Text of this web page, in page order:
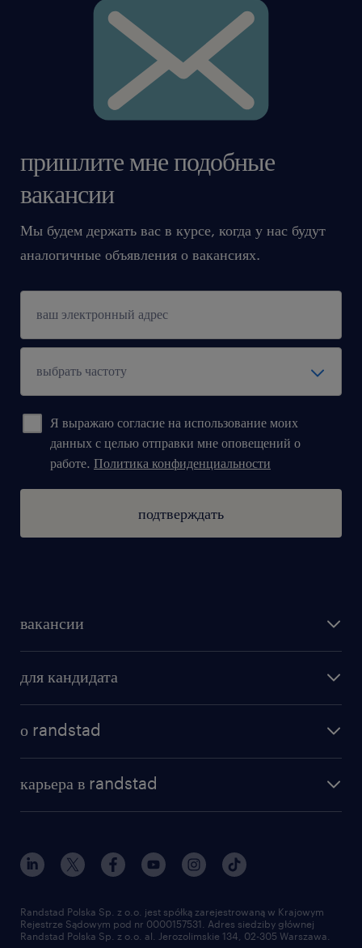
пришлите мне подобные
вакансии
Мы будем держать вас в курсе, когда у нас будут
аналогичные объявления о вакансиях.
Я выражаю согласие на использование моих
данных с целью отправки мне оповещений о
работе. Политика конфиденциальности
подтверждать
вакансии
бонусы для работников
для кандидата
о randstad
институт исследований randstad
для медиа
для поставщиков
карьера в randstad
наш мир
работа в randstad
отправить резюме
Randstad Polska Sp. z o.o. jest spółką zarejestrowaną w Krajowym
Rejestrze Sądowym pod nr 0000157531. Adres siedziby głównej
Randstad Polska Sp. z o.o. al. Jerozolimskie 134, 02-305 Warszawa.